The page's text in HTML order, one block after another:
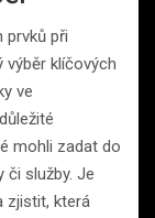
prvků při
výběr klíčových
ve
mohli zadat do
či služby. Je
zjistit, která